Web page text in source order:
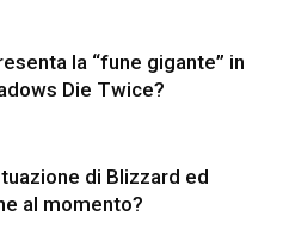
la “fune gigante” in
Die Twice?
di Blizzard ed
al momento?